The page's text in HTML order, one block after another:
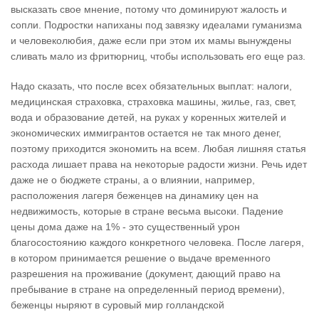
высказать свое мнение, потому что доминируют жалость и
сопли. Подростки напиханы под завязку идеалами гуманизма
и человеколюбия, даже если при этом их мамы вынуждены
сливать мало из фритюрниц, чтобы использовать его еще раз.
Надо сказать, что после всех обязательных выплат: налоги,
медицинская страховка, страховка машины, жилье, газ, свет,
вода и образование детей, на руках у коренных жителей и
экономических иммигрантов остается не так много денег,
поэтому приходится экономить на всем. Любая лишняя статья
расхода лишает права на некоторые радости жизни. Речь идет
даже не о бюджете страны, а о влиянии, например,
расположения лагеря беженцев на динамику цен на
недвижимость, которые в стране весьма высоки. Падение
цены дома даже на 1% - это существенный урон
благосостоянию каждого конкретного человека. После лагеря,
в котором принимается решение о выдаче временного
разрешения на проживание (документ, дающий право на
пребывание в стране на определенный период времени),
беженцы ныряют в суровый мир голландской